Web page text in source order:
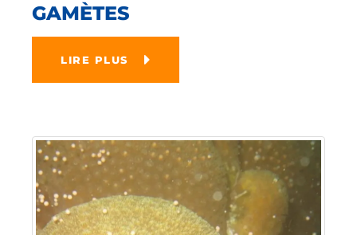
GAMÈTES
LIRE PLUS